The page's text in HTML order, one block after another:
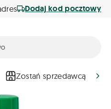
Dodaj kod pocztowy
Zostań sprzedawcą